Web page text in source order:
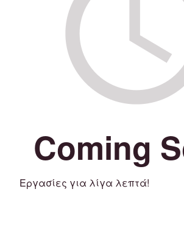
Coming
Εργασίες για λίγα λεπτά!